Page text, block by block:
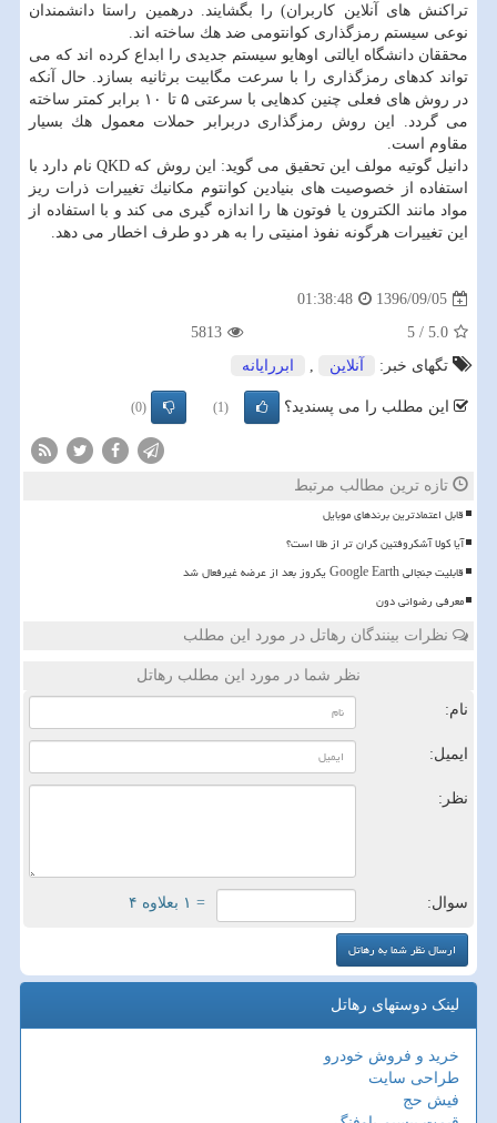
تراكنش های آنلاین كاربران) را بگشایند. درهمین راستا دانشمندان
نوعی سیستم رمزگذاری كوانتومی ضد هك ساخته اند.
محققان دانشگاه ایالتی اوهایو سیستم جدیدی را ابداع كرده اند كه می
تواند كدهای رمزگذاری را با سرعت مگابیت برثانیه بسازد. حال آنكه
در روش های فعلی چنین كدهایی با سرعتی ۵ تا ۱۰ برابر كمتر ساخته
می گردد. این روش رمزگذاری دربرابر حملات معمول هك بسیار
مقاوم است.
دانیل گوتیه مولف این تحقیق می گوید: این روش كه QKD نام دارد با
استفاده از خصوصیت های بنیادین كوانتوم مكانیك تغییرات ذرات ریز
مواد مانند الكترون یا فوتون ها را اندازه گیری می كند و با استفاده از
این تغییرات هرگونه نفوذ امنیتی را به هر دو طرف اخطار می دهد.
1396/09/05
01:38:48
5.0
/
5
5813
تگهای خبر:
آنلاین , ابررایانه
این مطلب را می پسندید؟ (1)
(0)
تازه ترین مطالب مرتبط
قابل اعتمادترین برندهای موبایل
آیا کولا آشکروفتین گران تر از طلا است؟
قابلیت جنجالی Google Earth یکروز بعد از عرضه غیرفعال شد
معرفی رضوانی دون
نظرات بینندگان رهاتل در مورد این مطلب
نظر شما در مورد این مطلب رهاتل
نام:
ایمیل:
نظر:
سوال: = ۱ بعلاوه ۴
لینک دوستهای رهاتل
خرید و فروش خودرو
طراحی سایت
فیش حج